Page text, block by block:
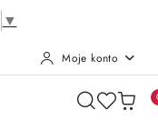
▼
Moje konto